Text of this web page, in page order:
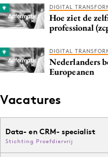
DIGITAL
Hoe ziet de
professional
DIGITAL
Nederlanders
Europeanen
Vacatures
Data- en CRM- specialist
Stichting Proefdiervrij